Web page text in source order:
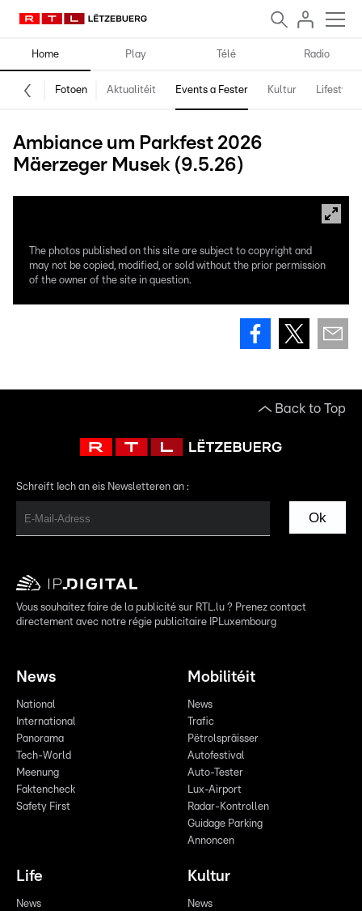
Home Play Télé Radio
Fotoen Aktualitéit Events a Fester Kultur Lifestyle
Ambiance um Parkfest 2026
Mäerzeger Musek (9.5.26)
The photos published on this site are subject to copyright and
may not be copied, modified, or sold without the prior permission
of the owner of the site in question.
Back to Top
Schreift Iech an eis Newsletteren an :
Ok
Vous souhaitez faire de la publicité sur RTL.lu ? Prenez contact
directement avec notre régie publicitaire IPLuxembourg
News
National
International
Panorama
Tech-World
Meenung
Faktencheck
Safety First
Mobilitéit
News
Trafic
Pëtrolspräisser
Autofestival
Auto-Tester
Lux-Airport
Radar-Kontrollen
Guidage Parking
Annoncen
Life
News
Kultur
News